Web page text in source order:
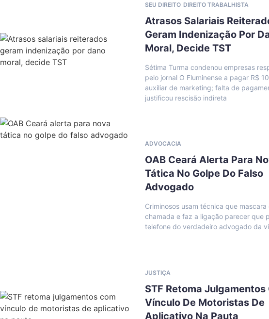
SEU DIREITO DIREITO TRABALHISTA
Atrasos Salariais
Geram Indenização Por
Moral, Decide TST
Sétima Turma condenou empresas
pelo jornal O Fluminense a pagar R$
auxiliar de marketing; falta de
justificou rescisão indireta
ADVOCACIA
OAB Ceará Alerta Para
Tática No Golpe Do Falso
Advogado
Criminosos usam técnica que mascara
chamada e faz a ligação parecer que
telefone do verdadeiro advogado da
JUSTIÇA
STF Retoma Julgamentos
Vínculo De Motoristas De
Aplicativo Na Pauta